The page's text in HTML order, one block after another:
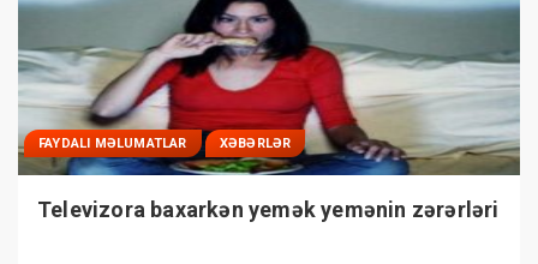
FAYDALI MƏLUMATLAR XƏBƏRLƏR
Televizora baxarkən yemək yemənin zərərləri